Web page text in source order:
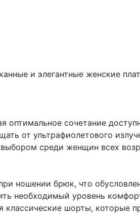
и элегантные женские
оптимальное сочетание
от ультрафиолетового
среди женщин всех
ношении брюк, что
необходимый уровень
шорты, которые